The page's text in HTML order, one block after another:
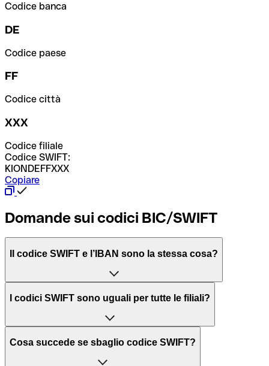
Codice banca
DE
Codice paese
FF
Codice città
XXX
Codice filiale
Codice SWIFT:
KIONDEFFXXX
Copiare
Domande sui codici BIC/SWIFT
Il codice SWIFT e l’IBAN sono la stessa cosa?
L'acronimo SWIFT sta per “Society for Worldwide
per l’elaborazione dei pagamenti tra diversi Paesi.
Il BIC, invece, sta per “Bank Identifier Code” ed è una
I codici SWIFT sono uguali per tutte le filiali?
Dipende dalle banche. In alcuni casi le banche utilizzano
Cosa succede se sbaglio codice SWIFT?